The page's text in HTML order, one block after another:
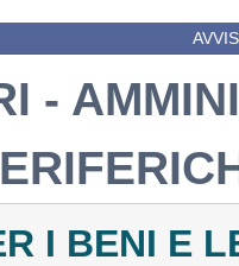
-
I BENI E